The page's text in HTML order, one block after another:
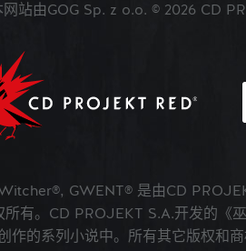
网站由GOG Sp. z o.o. © 2026 CD
GWENT® 是由CD
所有。CD PROJEKT S.A.开发的《
作的系列小说中。所有其它版权和